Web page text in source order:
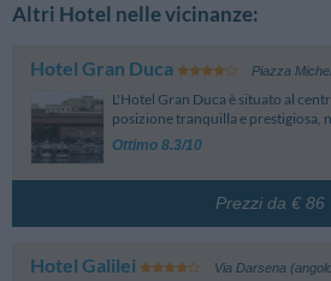
Altri Hotel nelle vicinanze:
Hotel Gran Duca Piazza
L'Hotel Gran Duca è situato al
posizione tranquilla e prestigiosa,
Ottimo 8.3/10
Prezzi da € 86
Hotel Galilei Via Darsena